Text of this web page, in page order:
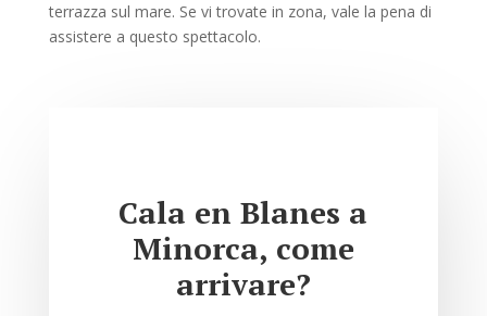
terrazza sul mare. Se vi trovate in zona, vale la pena di
assistere a questo spettacolo.
Cala en Blanes a
Minorca, come
arrivare?